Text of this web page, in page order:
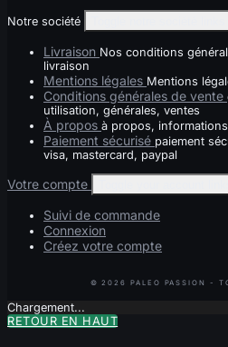
Notre société
Livraison Nos conditions
livraison
Mentions légales Mentions
Conditions générales de vente
utilisation, générales, ventes
À propos à propos, informations
Paiement sécurisé paiement
visa, mastercard, paypal
Votre compte
Suivi de commande
Connexion
Créez votre compte
Chargement...
RETOUR EN HAUT